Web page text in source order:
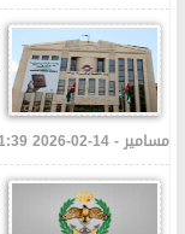
مسامير - 14-02-2026 01:39 PM